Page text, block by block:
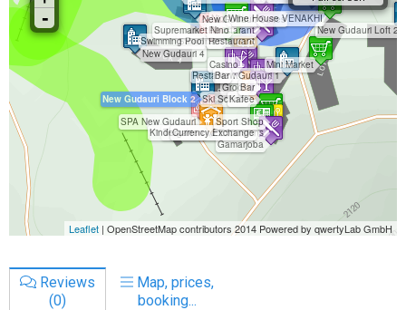
Reviews
(0)
Map, prices,
booking...